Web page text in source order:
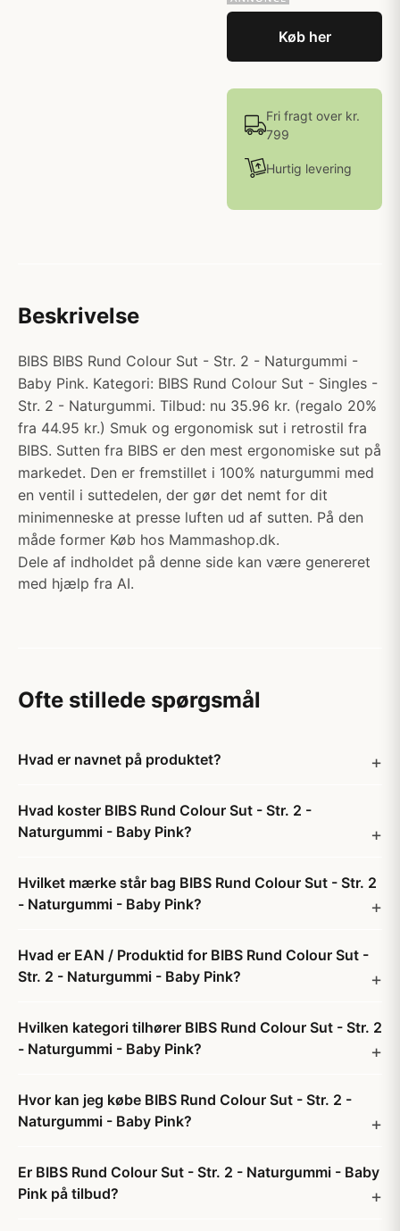
Køb her
Fri fragt over kr.
799
Hurtig levering
Beskrivelse
BIBS BIBS Rund Colour Sut - Str. 2 - Naturgummi -
Baby Pink. Kategori: BIBS Rund Colour Sut - Singles -
Str. 2 - Naturgummi. Tilbud: nu 35.96 kr. (regalo 20%
fra 44.95 kr.) Smuk og ergonomisk sut i retrostil fra
BIBS. Sutten fra BIBS er den mest ergonomiske sut på
markedet. Den er fremstillet i 100% naturgummi med
en ventil i suttedelen, der gør det nemt for dit
minimenneske at presse luften ud af sutten. På den
måde former Køb hos Mammashop.dk.
Dele af indholdet på denne side kan være genereret
med hjælp fra AI.
Ofte stillede spørgsmål
Hvad er navnet på produktet?
Hvad koster BIBS Rund Colour Sut - Str. 2 -
Naturgummi - Baby Pink?
Hvilket mærke står bag BIBS Rund Colour Sut - Str. 2
- Naturgummi - Baby Pink?
Hvad er EAN / Produktid for BIBS Rund Colour Sut -
Str. 2 - Naturgummi - Baby Pink?
Hvilken kategori tilhører BIBS Rund Colour Sut - Str. 2
- Naturgummi - Baby Pink?
Hvor kan jeg købe BIBS Rund Colour Sut - Str. 2 -
Naturgummi - Baby Pink?
Er BIBS Rund Colour Sut - Str. 2 - Naturgummi - Baby
Pink på tilbud?